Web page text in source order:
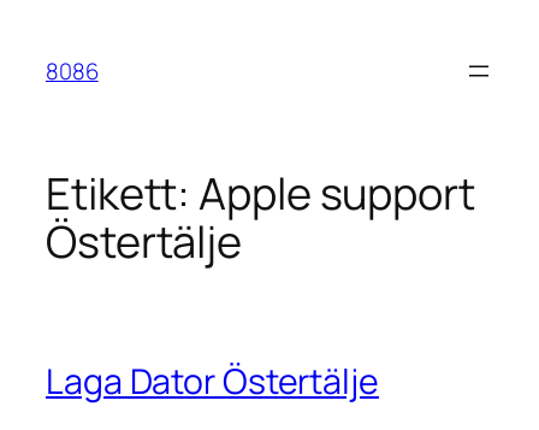
innehåll
8086
Etikett:Apple support
Östertälje
Laga Dator Östertälje